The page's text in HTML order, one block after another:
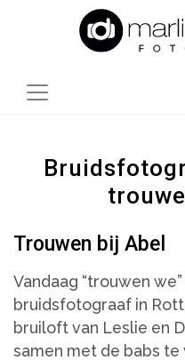
Trouwen bij Abel
Vandaag “trouwen
bruidsfotograaf in
bruiloft van Leslie en
samen met de babs